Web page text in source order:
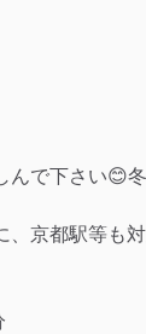
んで下さい😊
京都駅等も対